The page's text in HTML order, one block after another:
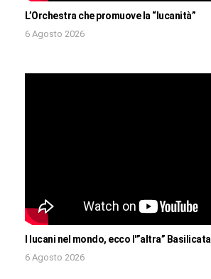
L’Orchestra che promuove la “lucanità”
6 Agosto 2026
I lucani nel mondo, ecco l'”altra” Basilicata
6 Agosto 2026